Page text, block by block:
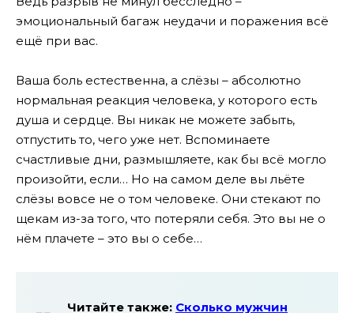
эмоциональный багаж неудачи и поражения всё
ещё при вас.
Ваша боль естественна, а слёзы – абсолютно
нормальная реакция человека, у которого есть
душа и сердце. Вы никак не можете забыть,
отпустить то, чего уже нет. Вспоминаете
счастливые дни, размышляете, как бы всё могло
произойти, если… Но на самом деле вы льёте
слёзы вовсе не о том человеке. Они стекают по
щекам из-за того, что потеряли себя. Это вы не о
нём плачете – это вы о себе…
Читайте также: Сколько мужчин